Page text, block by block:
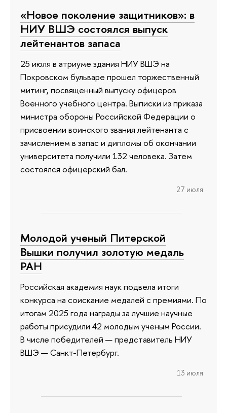
«Новое поколение защитников»: в
НИУ ВШЭ состоялся выпуск
лейтенантов запаса
25 июля в атриуме здания НИУ ВШЭ на
Покровском бульваре прошел торжественный
митинг, посвященный выпуску офицеров
Военного учебного центра. Выписки из приказа
министра обороны Российской Федерации о
присвоении воинского звания лейтенанта с
зачислением в запас и дипломы об окончании
университета получили 132 человека. Затем
состоялся офицерский бал.
27 июля
Молодой ученый Питерской
Вышки получил золотую медаль
РАН
Российская академия наук подвела итоги
конкурса на соискание медалей с премиями. По
итогам 2025 года награды за лучшие научные
работы присудили 42 молодым ученым России.
В числе победителей — представитель НИУ
ВШЭ — Санкт-Петербург.
13 июля